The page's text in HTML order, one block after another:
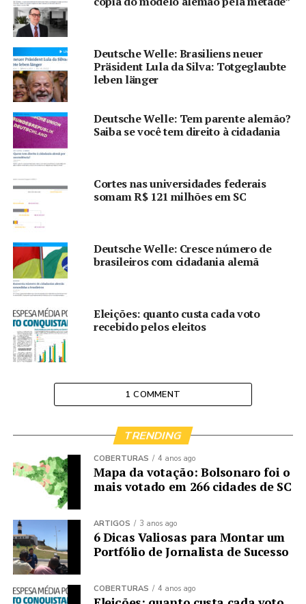
Deutsche Welle: Brasiliens neuer
Präsident Lula da Silva: Totgeglaubte
leben länger
Deutsche Welle: Tem parente alemão?
Saiba se você tem direito à cidadania
Cortes nas universidades federais
somam R$ 121 milhões em SC
Deutsche Welle: Cresce número de
brasileiros com cidadania alemã
Eleições: quanto custa cada voto
recebido pelos eleitos
1 COMMENT
TRENDING
COBERTURAS 4 anos ago
Mapa da votação: Bolsonaro foi o
mais votado em 266 cidades de SC
ARTIGOS 3 anos ago
6 Dicas Valiosas para Montar um
Portfólio de Jornalista de Sucesso
COBERTURAS 4 anos ago